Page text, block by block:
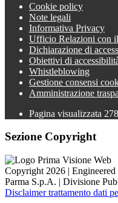
Cookie policy
Note legali
Informativa Privacy
Ufficio Relazioni con
Dichiarazione di
Obiettivi di
Whistleblowing
Gestione consensi
Amministrazione
Pagina visualizzata 278
Sezione Copyright
Copyright 2026 |
Parma S.p.A. | Divisione
Disclaimer trattamento dati